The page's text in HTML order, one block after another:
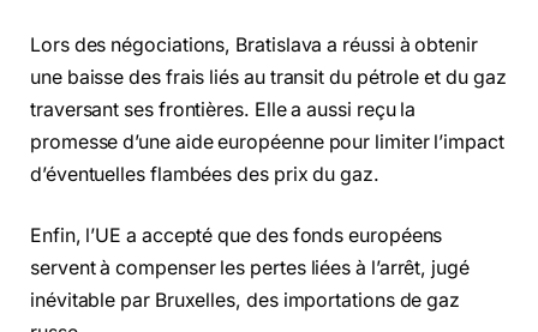
Lors des négociations, Bratislava a réussi à obtenir
une baisse des frais liés au transit du pétrole et du gaz
traversant ses frontières. Elle a aussi reçu la
promesse d’une aide européenne pour limiter l’impact
d’éventuelles flambées des prix du gaz.
Enfin, l’UE a accepté que des fonds européens
servent à compenser les pertes liées à l’arrêt, jugé
inévitable par Bruxelles, des importations de gaz